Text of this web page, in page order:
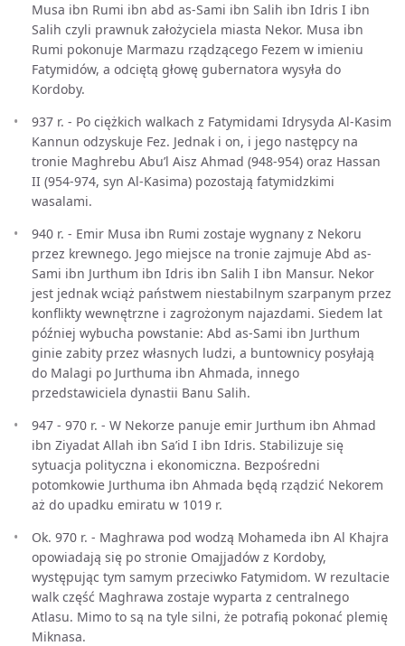
Musa ibn Rumi ibn abd as-Sami ibn Salih ibn Idris I ibn
Salih czyli prawnuk założyciela miasta Nekor. Musa ibn
Rumi pokonuje Marmazu rządzącego Fezem w imieniu
Fatymidów, a odciętą głowę gubernatora wysyła do
Kordoby.
937 r. - Po ciężkich walkach z Fatymidami Idrysyda Al-Kasim
Kannun odzyskuje Fez. Jednak i on, i jego następcy na
tronie Maghrebu Abu’l Aisz Ahmad (948-954) oraz Hassan
II (954-974, syn Al-Kasima) pozostają fatymidzkimi
wasalami.
940 r. - Emir Musa ibn Rumi zostaje wygnany z Nekoru
przez krewnego. Jego miejsce na tronie zajmuje Abd as-
Sami ibn Jurthum ibn Idris ibn Salih I ibn Mansur. Nekor
jest jednak wciąż państwem niestabilnym szarpanym przez
konflikty wewnętrzne i zagrożonym najazdami. Siedem lat
później wybucha powstanie: Abd as-Sami ibn Jurthum
ginie zabity przez własnych ludzi, a buntownicy posyłają
do Malagi po Jurthuma ibn Ahmada, innego
przedstawiciela dynastii Banu Salih.
947 - 970 r. - W Nekorze panuje emir Jurthum ibn Ahmad
ibn Ziyadat Allah ibn Sa’id I ibn Idris. Stabilizuje się
sytuacja polityczna i ekonomiczna. Bezpośredni
potomkowie Jurthuma ibn Ahmada będą rządzić Nekorem
aż do upadku emiratu w 1019 r.
Ok. 970 r. - Maghrawa pod wodzą Mohameda ibn Al Khajra
opowiadają się po stronie Omajjadów z Kordoby,
występując tym samym przeciwko Fatymidom. W rezultacie
walk część Maghrawa zostaje wyparta z centralnego
Atlasu. Mimo to są na tyle silni, że potrafią pokonać plemię
Miknasa.